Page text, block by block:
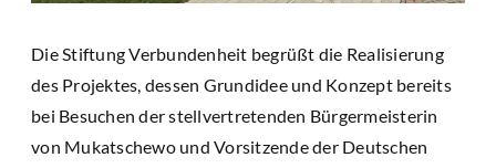
Die Stiftung Verbundenheit begrüßt die Realisierung
des Projektes, dessen Grundidee und Konzept bereits
bei Besuchen der stellvertretenden Bürgermeisterin
von Mukatschewo und Vorsitzende der Deutschen